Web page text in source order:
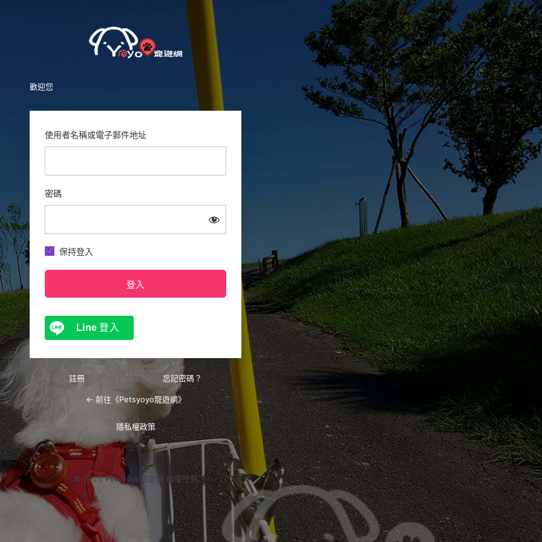
Petsyoyo寵遊網
歡迎您
使用者名稱或電子郵件地址
密碼
保持登入
Line 登入
註冊 忘記密碼？
← 前往《Petsyoyo寵遊網》
隱私權政策
© 2026 Petsyoyo寵遊網 版權所有